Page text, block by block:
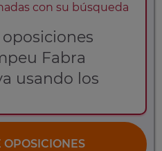
con su búsqueda
Fabra
usando los
OPOSICIONES